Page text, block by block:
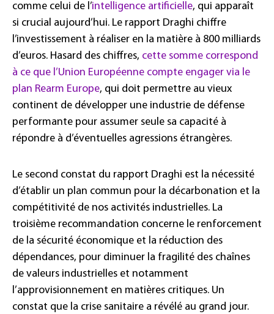
comme celui de l’intelligence artificielle, qui apparaît
si crucial aujourd’hui. Le rapport Draghi chiffre
l’investissement à réaliser en la matière à 800 milliards
d’euros. Hasard des chiffres, cette somme correspond
à ce que l’Union Européenne compte engager via le
plan Rearm Europe, qui doit permettre au vieux
continent de développer une industrie de défense
performante pour assumer seule sa capacité à
répondre à d’éventuelles agressions étrangères.
Le second constat du rapport Draghi est la nécessité
d’établir un plan commun pour la décarbonation et la
compétitivité de nos activités industrielles. La
troisième recommandation concerne le renforcement
de la sécurité économique et la réduction des
dépendances, pour diminuer la fragilité des chaînes
de valeurs industrielles et notamment
l’approvisionnement en matières critiques. Un
constat que la crise sanitaire a révélé au grand jour.